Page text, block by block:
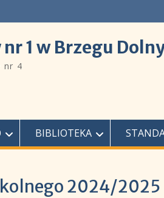
1 w Brzegu
nr 4
BIBLIOTEKA
2024/2025